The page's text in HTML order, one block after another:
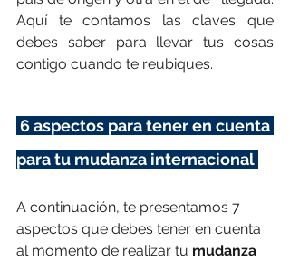
Aquí te contamos las claves que
debes saber para llevar tus cosas
contigo cuando te reubiques.
para tu mudanza internacional
A continuación, te presentamos 7
aspectos que debes tener en cuenta
al momento de realizar tu mudanza